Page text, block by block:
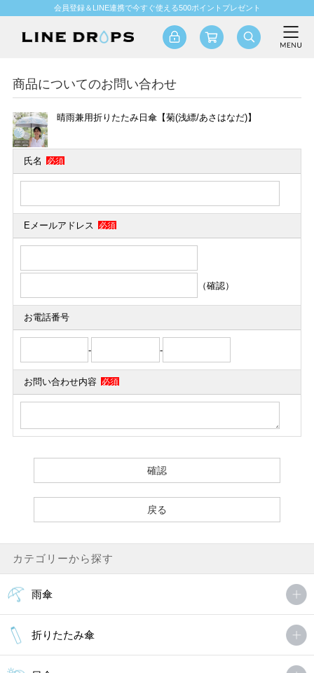
会員登録＆LINE連携で今すぐ使える500ポイントプレゼント
商品についてのお問い合わせ
晴雨兼用折りたたみ日傘【菊(浅縹/あさはなだ)】
氏名 必須
Eメールアドレス 必須
（確認）
お電話番号
- -
お問い合わせ内容 必須
カテゴリーから探す
雨傘
折りたたみ傘